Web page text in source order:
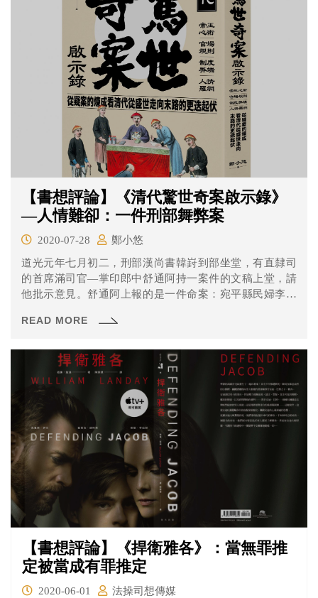
【書想評論】《清代驚世奇案啟示錄》
—人情難卻：一件刑部舞弊案
2020-07-28
鄭小悠
道光元年七月初二，刑部漢尚書韓崶到部坐堂，有直隸司
的首席滿司官—掌印郎中舒通阿持一案件的文稿上堂，請
他批示意見。舒通阿上報的是一件命案：宛平縣民婦李劉
打死，宛平縣不為究辦。都察院將此案移交刑部，抽籤分
審訊明白，李大確係被武三毆打後重傷不治，當時傅大並
未在場，與李大之死毫無干係，村鄰劉王氏願意作證。雖
然死者李大之妻李劉氏還是不服審斷，但刑部仍可行文順
天府轉飭該縣，強令她到縣衙領取棺材，將死者下葬。
READ MORE
【書想評論】《捍衛雅各》：當無罪推
定被當成有罪推定
2020-06-01
法操司想傳媒